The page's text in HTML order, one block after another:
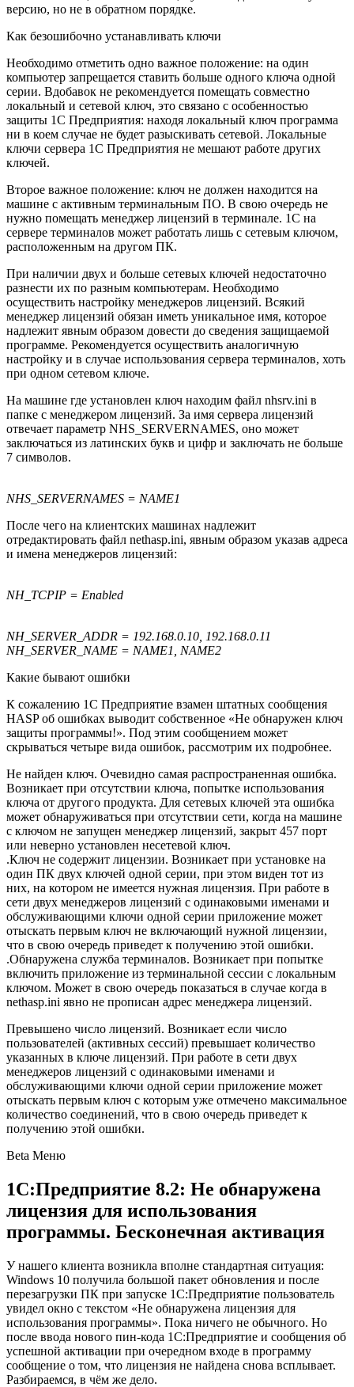
версию, но не в обратном порядке.
Как безошибочно устанавливать ключи
Необходимо отметить одно важное положение: на один
компьютер запрещается ставить больше одного ключа одной
серии. Вдобавок не рекомендуется помещать совместно
локальный и сетевой ключ, это связано с особенностью
защиты 1С Предприятия: находя локальный ключ программа
ни в коем случае не будет разыскивать сетевой. Локальные
ключи сервера 1С Предприятия не мешают работе других
ключей.
Второе важное положение: ключ не должен находится на
машине с активным терминальным ПО. В свою очередь не
нужно помещать менеджер лицензий в терминале. 1С на
сервере терминалов может работать лишь с сетевым ключом,
расположенным на другом ПК.
При наличии двух и больше сетевых ключей недостаточно
разнести их по разным компьютерам. Необходимо
осуществить настройку менеджеров лицензий. Всякий
менеджер лицензий обязан иметь уникальное имя, которое
надлежит явным образом довести до сведения защищаемой
программе. Рекомендуется осуществить аналогичную
настройку и в случае использования сервера терминалов, хоть
при одном сетевом ключе.
На машине где установлен ключ находим файл nhsrv.ini в
папке с менеджером лицензий. За имя сервера лицензий
отвечает параметр NHS_SERVERNAMES, оно может
заключаться из латинских букв и цифр и заключать не больше
7 символов.
NHS_SERVERNAMES = NAME1
После чего на клиентских машинах надлежит
отредактировать файл nethasp.ini, явным образом указав адреса
и имена менеджеров лицензий:
NH_TCPIP = Enabled
NH_SERVER_ADDR = 192.168.0.10, 192.168.0.11
NH_SERVER_NAME = NAME1, NAME2
Какие бывают ошибки
К сожалению 1С Предприятие взамен штатных сообщения
HASP об ошибках выводит собственное «Не обнаружен ключ
защиты программы!». Под этим сообщением может
скрываться четыре вида ошибок, рассмотрим их подробнее.
Не найден ключ. Очевидно самая распространенная ошибка.
Возникает при отсутствии ключа, попытке использования
ключа от другого продукта. Для сетевых ключей эта ошибка
может обнаруживаться при отсутствии сети, когда на машине
с ключом не запущен менеджер лицензий, закрыт 457 порт
или неверно установлен несетевой ключ.
.Ключ не содержит лицензии. Возникает при установке на
один ПК двух ключей одной серии, при этом виден тот из
них, на котором не имеется нужная лицензия. При работе в
сети двух менеджеров лицензий с одинаковыми именами и
обслуживающими ключи одной серии приложение может
отыскать первым ключ не включающий нужной лицензии,
что в свою очередь приведет к получению этой ошибки.
.Обнаружена служба терминалов. Возникает при попытке
включить приложение из терминальной сессии с локальным
ключом. Может в свою очередь показаться в случае когда в
nethasp.ini явно не прописан адрес менеджера лицензий.
Превышено число лицензий. Возникает если число
пользователей (активных сессий) превышает количество
указанных в ключе лицензий. При работе в сети двух
менеджеров лицензий с одинаковыми именами и
обслуживающими ключи одной серии приложение может
отыскать первым ключ с которым уже отмечено максимальное
количество соединений, что в свою очередь приведет к
получению этой ошибки.
Beta Меню
1С:Предприятие 8.2: Не обнаружена
лицензия для использования
программы. Бесконечная активация
У нашего клиента возникла вполне стандартная ситуация:
Windows 10 получила большой пакет обновления и после
перезагрузки ПК при запуске 1С:Предприятие пользователь
увидел окно с текстом «Не обнаружена лицензия для
использования программы». Пока ничего не обычного. Но
после ввода нового пин-кода 1С:Предприятие и сообщения об
успешной активации при очередном входе в программу
сообщение о том, что лицензия не найдена снова всплывает.
Разбираемся, в чём же дело.